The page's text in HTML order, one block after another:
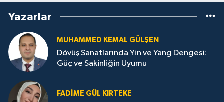
Yazarlar
MUHAMMED KEMAL GÜLŞEN
Dövüş Sanatlarında Yin ve Yang Dengesi:
Güç ve Sakinliğin Uyumu
FADIME GÜL KIRTEKE